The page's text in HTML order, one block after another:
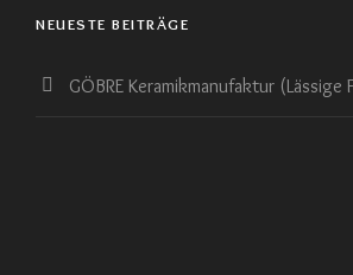
NEUESTE BEITRÄGE
GÖBRE Keramikmanufaktur (Lässige